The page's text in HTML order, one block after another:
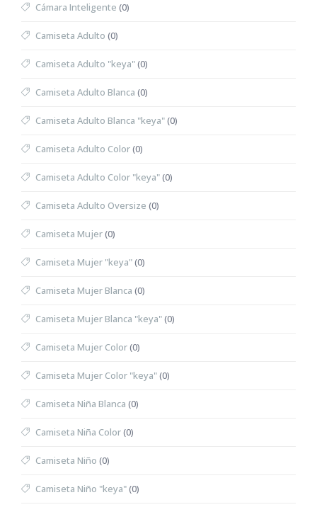
Cámara Inteligente (0)
Camiseta Adulto (0)
Camiseta Adulto "keya"(0)
Camiseta Adulto Blanca (0)
Camiseta Adulto Blanca "keya"(0)
Camiseta Adulto Color(0)
Camiseta Adulto Color "keya"(0)
Camiseta Adulto Oversize (0)
Camiseta Mujer(0)
Camiseta Mujer "keya"(0)
Camiseta Mujer Blanca (0)
Camiseta Mujer Blanca "keya"(0)
Camiseta Mujer Color(0)
Camiseta Mujer Color "keya"(0)
Camiseta Niña Blanca (0)
Camiseta Niña Color(0)
Camiseta Niño (0)
Camiseta Niño "keya"(0)